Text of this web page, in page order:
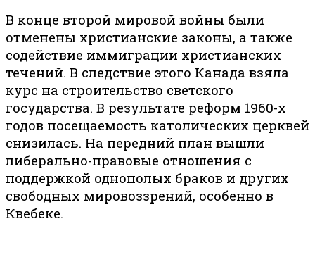
В конце второй мировой войны были
отменены христианские законы, а также
содействие иммиграции христианских
течений. В следствие этого Канада взяла
курс на строительство светского
государства. В результате реформ 1960-х
годов посещаемость католических церквей
снизилась. На передний план вышли
либерально-правовые отношения с
поддержкой однополых браков и других
свободных мировоззрений, особенно в
Квебеке.